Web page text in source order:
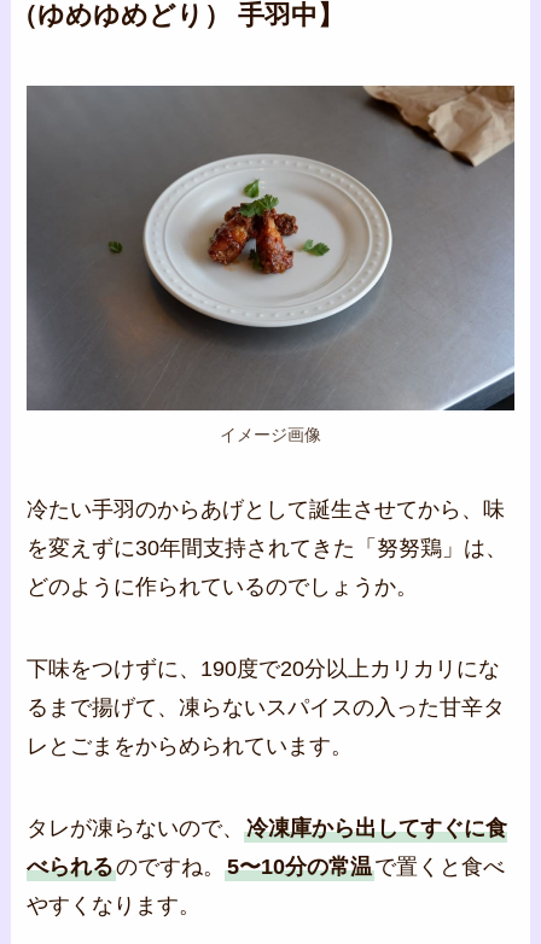
（ゆめゆめどり） 手羽中】
イメージ画像
冷たい手羽のからあげとして誕生させてから、味
を変えずに30年間支持されてきた「努努鶏」は、
どのように作られているのでしょうか。
下味をつけずに、190度で20分以上カリカリにな
るまで揚げて、凍らないスパイスの入った甘辛タ
レとごまをからめられています。
タレが凍らないので、冷凍庫から出してすぐに食
べられるのですね。5〜10分の常温で置くと食べ
やすくなります。